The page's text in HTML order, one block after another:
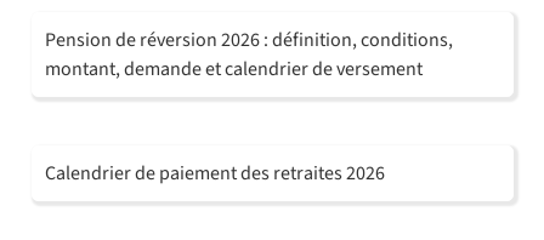
Pension de réversion 2026 : définition, conditions,
montant, demande et calendrier de versement
Calendrier de paiement des retraites 2026